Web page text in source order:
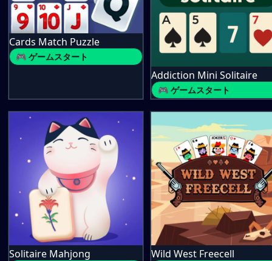
Cards Match Puzzle
🎮 ゲームスタート
Addiction Mini Solitaire
🎮 ゲームスタート
Solitaire Mahjong Wild West Freecell